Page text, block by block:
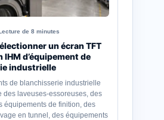
de 8 minutes
un écran TFT
IHM d’équipement de
industrielle
de blanchisserie industrielle
des laveuses-essoreuses, des
équipements de finition, des
en tunnel, des équipements